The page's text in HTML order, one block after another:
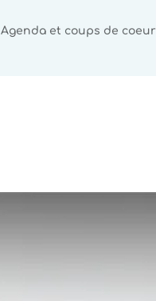
Agenda et coups de coeur